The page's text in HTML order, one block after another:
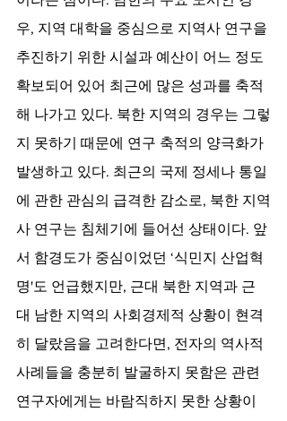
우, 지역 대학을 중심으로 지역사 연구을
추진하기 위한 시설과 예산이 어느 정도
확보되어 있어 최근에 많은 성과를 축적
해 나가고 있다. 북한 지역의 경우는 그렇
지 못하기 때문에 연구 축적의 양극화가
발생하고 있다. 최근의 국제 정세나 통일
에 관한 관심의 급격한 감소로, 북한 지역
사 연구는 침체기에 들어선 상태이다. 앞
서 함경도가 중심이었던 ‘식민지 산업혁
명'도 언급했지만, 근대 북한 지역과 근
대 남한 지역의 사회경제적 상황이 현격
히 달랐음을 고려한다면, 전자의 역사적
사례들을 충분히 발굴하지 못함은 관련
연구자에게는 바람직하지 못한 상황이